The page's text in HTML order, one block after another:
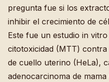
pregunta fue si los
inhibir el crecimiento de
Este fue un estudio in
citotoxicidad (MTT)
de cuello uterino (HeLa),
adenocarcinoma de mama